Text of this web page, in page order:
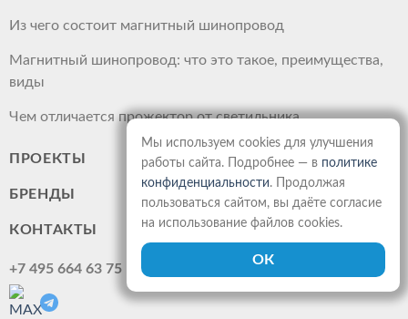
Из чего состоит магнитный шинопровод
Магнитный шинопровод: что это такое, преимущества,
виды
Чем отличается прожектор от светильника
ПРОЕКТЫ
БРЕНДЫ
КОНТАКТЫ
+7 495 664 63 75
Мы используем cookies для улучшения
работы сайта. Подробнее — в политике
конфиденциальности. Продолжая
пользоваться сайтом, вы даёте согласие
на использование файлов cookies.